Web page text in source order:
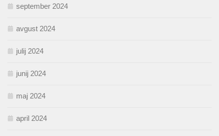
september 2024
avgust 2024
julij 2024
junij 2024
maj 2024
april 2024